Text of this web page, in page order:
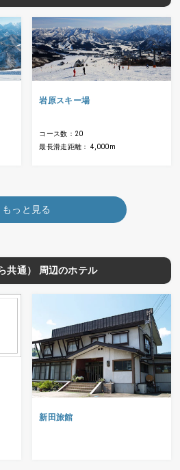
岩原スキー場
コース数：20
最長滑走距離： 4,000m
もっと見る
共通） 周辺のホテル
新田旅館